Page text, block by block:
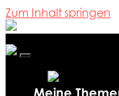
Zum Inhalt springen
Ali
Dailami
Mobile-
ein-/ausblenden
Meine